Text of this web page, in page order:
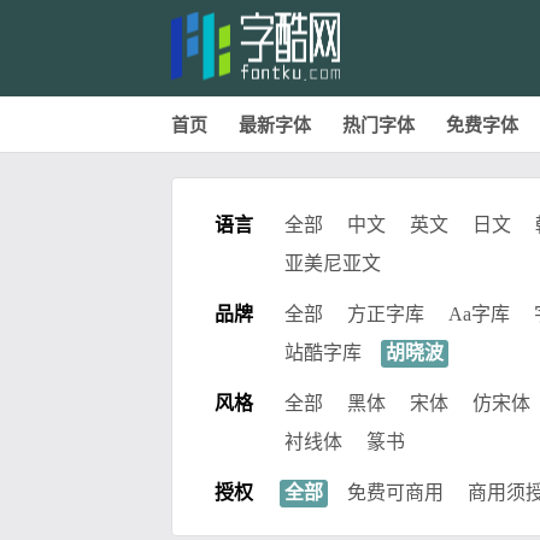
首页 最新字体 热门字体 免费字体
语言 全部 中文 英文 日文
亚美尼亚文
品牌 全部 方正字库 Aa字库
站酷字库
胡晓波
风格 全部 黑体 宋体
仿宋体
衬线体
篆书
授权 全部 免费可商用 商用须